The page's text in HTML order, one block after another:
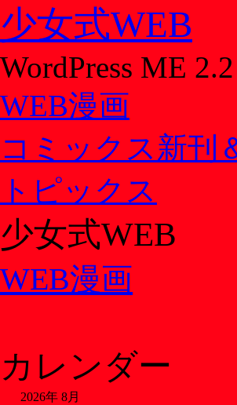
少女式WEB
WordPress ME
WEB漫画
コミックス新刊
トピックス
少女式WEB
WEB漫画
カレンダー
2026年 8月